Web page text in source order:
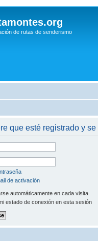
de rutas de senderismo
que esté registrado y
de activación
automáticamente en cada visita
estado de conexión en esta sesión